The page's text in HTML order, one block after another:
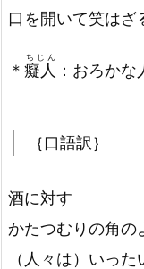
口を開いて笑はざ
＊ 癡人
ちじん
：おろかな
｛口語訳｝
酒に対す
かたつむりの角の
（人々は）いった